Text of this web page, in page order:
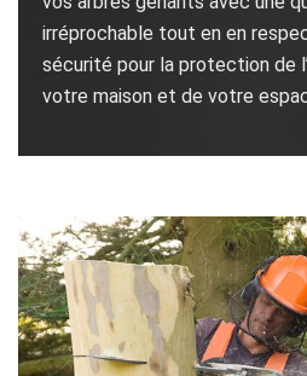
irréprochable tout en en
sécurité pour la protection de
votre maison et de votre